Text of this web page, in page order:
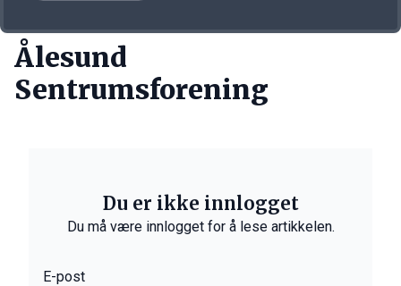
Ålesund
Sentrumsforening
Du er ikke innlogget
Du må være innlogget for å lese artikkelen.
E-post